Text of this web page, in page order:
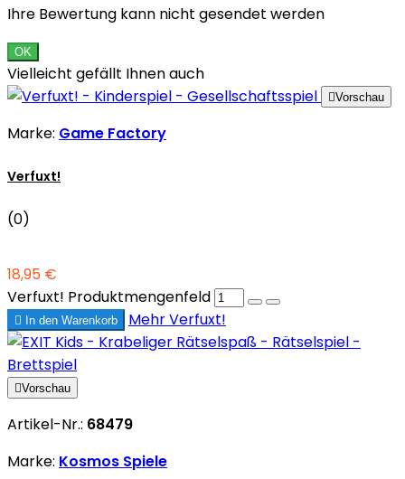
Ihre Bewertung kann nicht gesendet werden
OK
Vielleicht gefällt Ihnen auch
Vorschau
Marke: Game Factory
Verfuxt!
(0)
18,95 €
Verfuxt! Produktmengenfeld
 In den Warenkorb MehrVerfuxt!
Vorschau
Artikel-Nr.: 68479
Marke: Kosmos Spiele